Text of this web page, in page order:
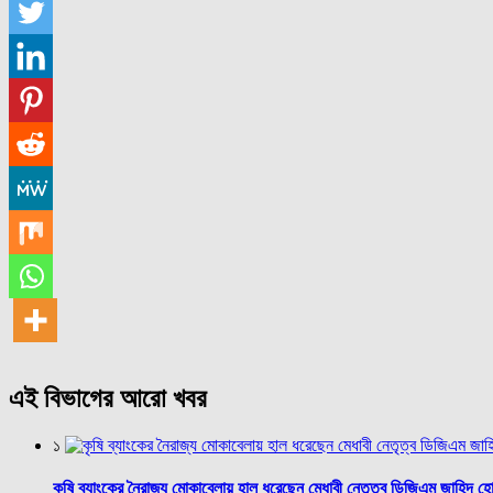
এই বিভাগের আরো খবর
১
কৃষি ব্যাংকের নৈরাজ্য মোকাবেলায় হাল ধরেছেন মেধাবী নেতৃত্ব ডিজিএম জাহিদ